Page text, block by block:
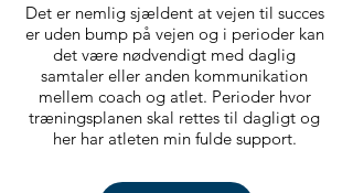
Det er nemlig sjældent at vejen til succes
er uden bump på vejen og i perioder kan
det være nødvendigt med daglig
samtaler eller anden kommunikation
mellem coach og atlet. Perioder hvor
træningsplanen skal rettes til dagligt og
her har atleten min fulde support.